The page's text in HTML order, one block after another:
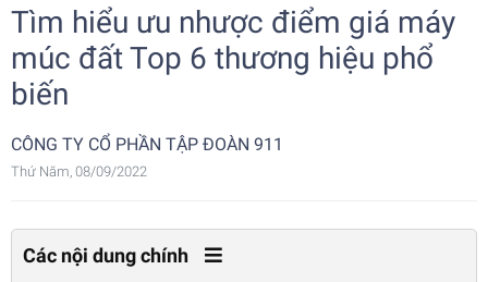
Tìm hiểu ưu nhược điểm giá máy
múc đất Top 6 thương hiệu phổ
biến
CÔNG TY CỔ PHẦN TẬP ĐOÀN 911
Thứ Năm, 08/09/2022
Các nội dung chính